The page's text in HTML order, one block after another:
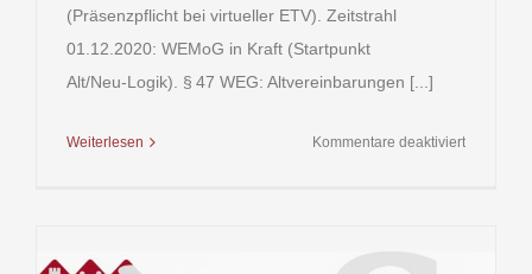
(Präsenzpflicht bei virtueller ETV). Zeitstrahl
01.12.2020: WEMoG in Kraft (Startpunkt
Alt/Neu‑Logik). § 47 WEG: Altvereinbarungen [...]
Weiterlesen Kommentare deaktiviertfür